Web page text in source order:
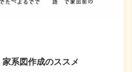
系図作成のススメ